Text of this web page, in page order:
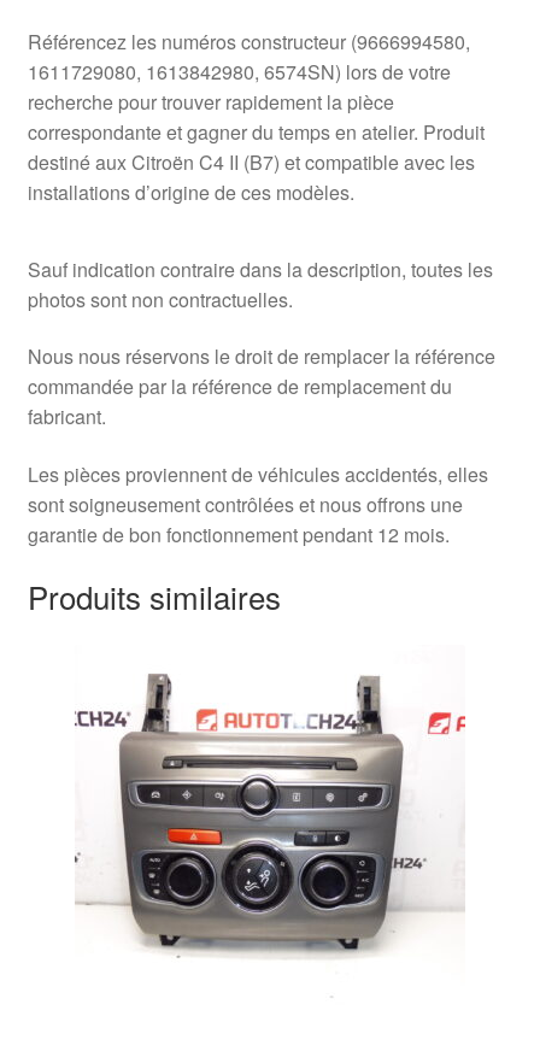
Référencez les numéros constructeur (9666994580,
1611729080, 1613842980, 6574SN) lors de votre
recherche pour trouver rapidement la pièce
correspondante et gagner du temps en atelier. Produit
destiné aux Citroën C4 II (B7) et compatible avec les
installations d’origine de ces modèles.
Sauf indication contraire dans la description, toutes les
photos sont non contractuelles.
Nous nous réservons le droit de remplacer la référence
commandée par la référence de remplacement du
fabricant.
Les pièces proviennent de véhicules accidentés, elles
sont soigneusement contrôlées et nous offrons une
garantie de bon fonctionnement pendant 12 mois.
Produits similaires